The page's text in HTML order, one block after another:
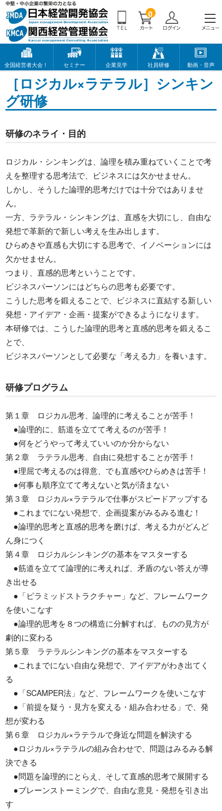
0
全国経営者大会！ セミナー 企業見学 社員研修 動画・音声
［ロジカル×ラテラル］シンキン
グ研修
研修のネライ・目的
ロジカル・シンキングは、論理を積み重ねていくことで考
えを整理する思考法で、ビジネスには欠かせません。
しかし、そうした論理的思考だけでは十分ではありませ
ん。
一方、ラテラル・シンキングは、直感を大切にし、自由な
発想で革新的で新しい考えを生み出します。
ひらめきや直感も大切にする思考で、イノベーションには
欠かせません。
つまり、直感的思考ということです。
ビジネスパーソンにはどちらの思考も必要です。
こうした思考を鍛えることで、ビジネスに直結する新しい
発想・アイデア・企画・提案ができるようになります。
本研修では、こうした論理的思考と直感的思考を鍛えるこ
とで、
ビジネスパーソンとして必要な「考える力」を養います。
研修プログラム
第１章 ロジカル思考、論理的に考えることが苦手！
●論理的に、筋道を立てて考えるのが苦手！
●何をどうやって考えていいのか分からない
第２章 ラテラル思考、自由に発想することが苦手！
●理屈で考えるのは得意、でも直感やひらめきは苦手！
●何事も順序立てて考えないと気が済まない
第３章 ロジカル×ラテラルで仕事がスピードアップする
●これまでにない発想で、企画提案がみるみる進む！
●論理的思考と直感的思考を磨けば、考える力がどんど
ん身につく
第４章 ロジカルシンキングの基本をマスターする
●筋道を立てて論理的に考えれば、矛盾のない答えが導
き出せる
●「ピラミッドストラクチャー」など、フレームワーク
を使いこなす
●論理的思考を８つの構造に分解すれば、ものの見方が
劇的に変わる
第５章 ラテラルシンキングの基本をマスターする
●これまでにない自由な発想で、アイデアがわき出てく
る
●「SCAMPER法」など、フレームワークを使いこなす
●「前提を疑う・見方を変える・組み合わせる」で、発
想が変わる
第６章 ロジカル×ラテラルで身近な問題を解決する
●ロジカル×ラテラルの組み合わせで、問題はみるみる解
決できる
●問題を論理的にとらえ、そして直感的思考で展開する
●ブレーンストーミングで、自由な意見・発想を引き出
す